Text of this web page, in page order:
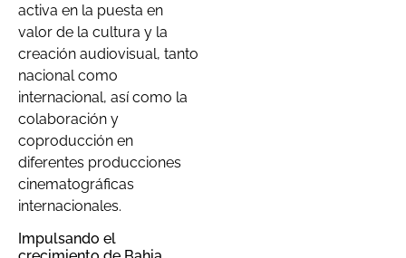
activa en la puesta en
valor de la cultura y la
creación audiovisual, tanto
nacional como
internacional, así como la
colaboración y
coproducción en
diferentes producciones
cinematográficas
internacionales.
Impulsando el